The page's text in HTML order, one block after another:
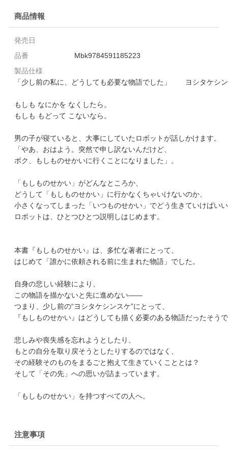
商品情報
発売日
品番
Mbk9784591185223
製品仕様
「少し前の私に、どうしても必要な物語でした」 ヨシタケシ
もしも なにかを なくしたら。
もしも もどって こないなら。
男の子が寝ていると、大事にしていたロボットが話しかけます。
「やあ、おはよう。突然で申し訳ないんだけど、
ボク、もしものせかいに行くことになりました」。
「もしものせかい」がどんなところか、
どうして「もしものせかい」に行かなくちゃいけないのか、
小さくなってしまった「いつものせかい」でどう生きていけば
ロボットは、ひとつひとつ説明しはじめます。
本書『もしものせかい』は、多忙な著者にとって、
はじめて「誰かに依頼される前に生まれた物語」でした。
自身の悲しい経験により、
この物語を描かないと先に進めない――
つまり、少し前の“ヨシタケシンスケ”にとって、
『もしものせかい』はどうしても描く必要のある物語だったそう
悲しみや喪失感を忘れようとしたり、
もとの自分を取り戻そうとしたりするのではなく、
その経験そのものをまるごと抱えて生きていくこととは？
そして「その先」への思いが詰まっています。
「もしものせかい」を持つすべての人へ。
注意事項